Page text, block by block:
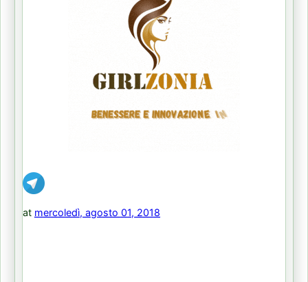
at mercoledì, agosto 01, 2018